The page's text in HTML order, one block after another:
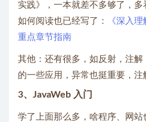
实践》，一本就差不多够了，
如何阅读也已经写了：
《深入
重点章节指南
其他：还有很多，如反射，注
的一些应用，异常也挺重要，注
3、JavaWeb 入门
学了上面那么多，啥程序、网站